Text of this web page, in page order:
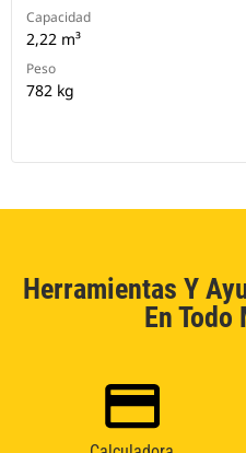
Capacidad
2,22 m³
Peso
782 kg
Herramientas Y
En Todo